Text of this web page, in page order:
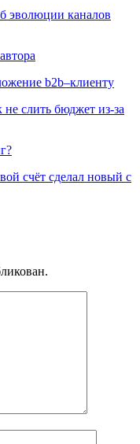
эволюции каналов
b2b–клиенту
слить бюджет из-за
счёт сделал новый с